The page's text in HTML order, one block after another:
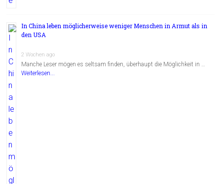
In China leben möglicherweise weniger Menschen in Armut als in
den USA
2 Wochen ago
Manche Leser mögen es seltsam finden, überhaupt die Möglichkeit in …
Weiterlesen...